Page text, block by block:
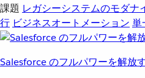
課題 レガシーシステムのモダナ
行 ビジネスオートメーション 単
Salesforce のフルパワーを解放